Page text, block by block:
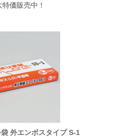
価販売中！
外エンボスタイプ S-1